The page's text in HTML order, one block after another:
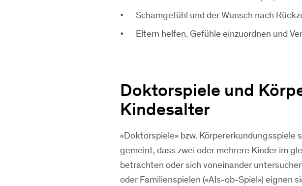
Schamgefühl und der Wunsch nach
Eltern helfen, Gefühle einzuordnen und
Doktorspiele und
Kindesalter
«Doktorspiele» bzw.
gemeint, dass zwei oder mehrere Kinder im
betrachten oder sich voneinander
oder Familienspielen («Als-ob-Spiel») eignen